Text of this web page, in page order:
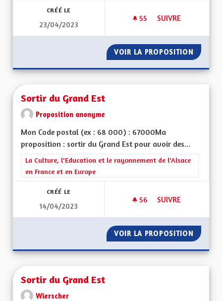
CRÉÉ LE
23/04/2023
55 55 ABONNÉS
SUIVRE
VOIR LA PROPOSITION
Sortir du Grand Est
Proposition anonyme
Mon Code postal (ex : 68 000) : 67000Ma
proposition : sortir du Grand Est pour avoir des...
Filtrer les résultats de la catégorie : La Culture, l'Education et
La Culture, l'Education et le rayonnement de l'Alsace
en France et en Europe
CRÉÉ LE
14/04/2023
56 56 ABONNÉS
SUIVRE
VOIR LA PROPOSITION
Sortir du Grand Est
Wierscher